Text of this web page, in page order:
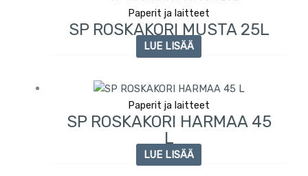
Paperit ja laitteet
SP ROSKAKORI MUSTA 25L
LUE LISÄÄ
Paperit ja laitteet
SP ROSKAKORI HARMAA 45
L
LUE LISÄÄ